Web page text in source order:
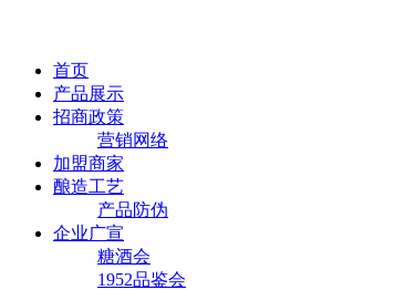
首页
产品展示
招商政策
营销网络
加盟商家
酿造工艺
产品防伪
企业广宣
糖酒会
1952品鉴会